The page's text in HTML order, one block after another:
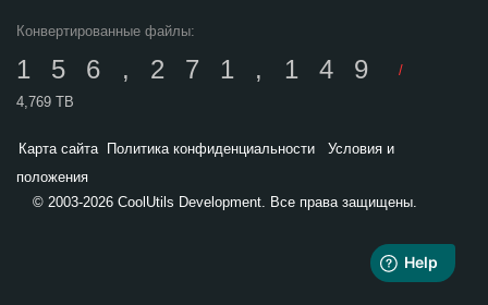
Конвертированные файлы:
156,271,149
/
4,769 TB
Карта сайта Политика конфиденциальности
Условия и
положения
© 2003-2026 CoolUtils Development. Все права защищены.